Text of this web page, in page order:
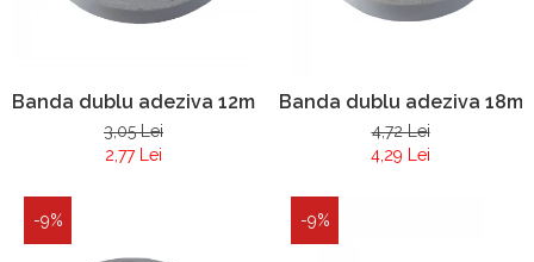
Banda dublu adeziva 12mm x25 y
3,05 Lei
2,77 Lei
Banda dublu adeziva
4,72 Lei
4,29 Lei
-9% -9%